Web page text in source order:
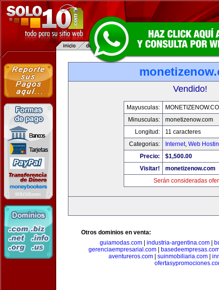
Vendido!
Mayusculas:
Minusculas:
monetizenow.com
Longitud:
11 caracteres
Categorias:
Internet, Web
Precio:
$1,500.00
Visitar!
monetizenow.com
Serán consideradas
Otros dominios en venta:
guiamodas.com| industria-argentina.com|
gerenciaempresarial.com|
aventureros.com| suinmobiliaria.com|